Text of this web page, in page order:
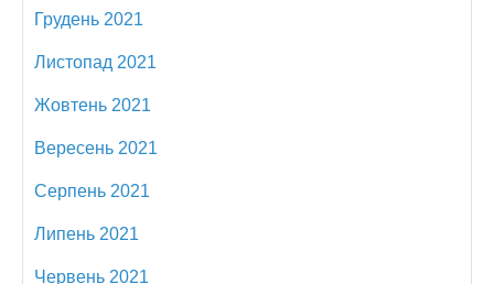
Грудень 2021
Листопад 2021
Жовтень 2021
Вересень 2021
Серпень 2021
Липень 2021
Червень 2021